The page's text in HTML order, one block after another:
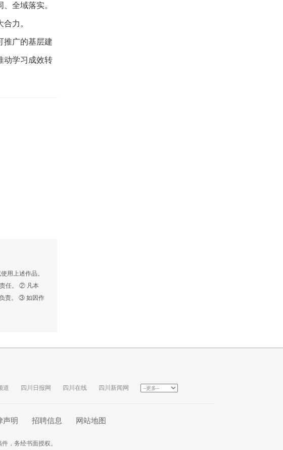
全域落实。
力。
广的基层建
动学习成效转
用上述作品。
任。 ② 凡本
责。 ③ 如因作
道 四川日报网 四川在线 四川新闻网
声明 招聘信息 网站地图
，务经书面授权。